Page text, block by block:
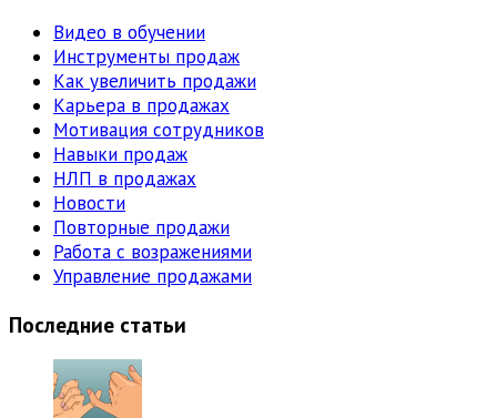
Видео в обучении
Инструменты продаж
Как увеличить продажи
Карьера в продажах
Мотивация сотрудников
Навыки продаж
НЛП в продажах
Новости
Повторные продажи
Работа с возражениями
Управление продажами
Последние статьи